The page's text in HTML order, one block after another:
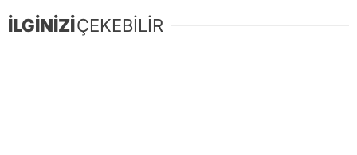
İLGİNİZİÇEKEBİLİR